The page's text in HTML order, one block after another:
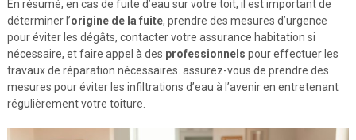
En résumé, en cas de fuite d’eau sur votre toit, il est important de
déterminer l’origine de la fuite, prendre des mesures d’urgence
pour éviter les dégâts, contacter votre assurance habitation si
nécessaire, et faire appel à des professionnels pour effectuer les
travaux de réparation nécessaires. assurez-vous de prendre des
mesures pour éviter les infiltrations d’eau à l’avenir en entretenant
régulièrement votre toiture.